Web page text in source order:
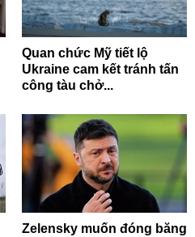
Quan chức Mỹ tiết lộ
Ukraine cam kết tránh tấn
công tàu chở...
Zelensky muốn đóng băng